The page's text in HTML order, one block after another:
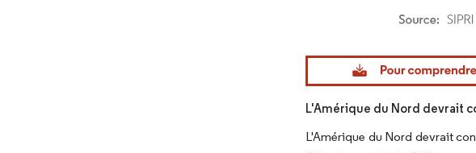
Image © Mordor Intelligence. La
L'Amérique du Nord devrait
L'Amérique du Nord devrait